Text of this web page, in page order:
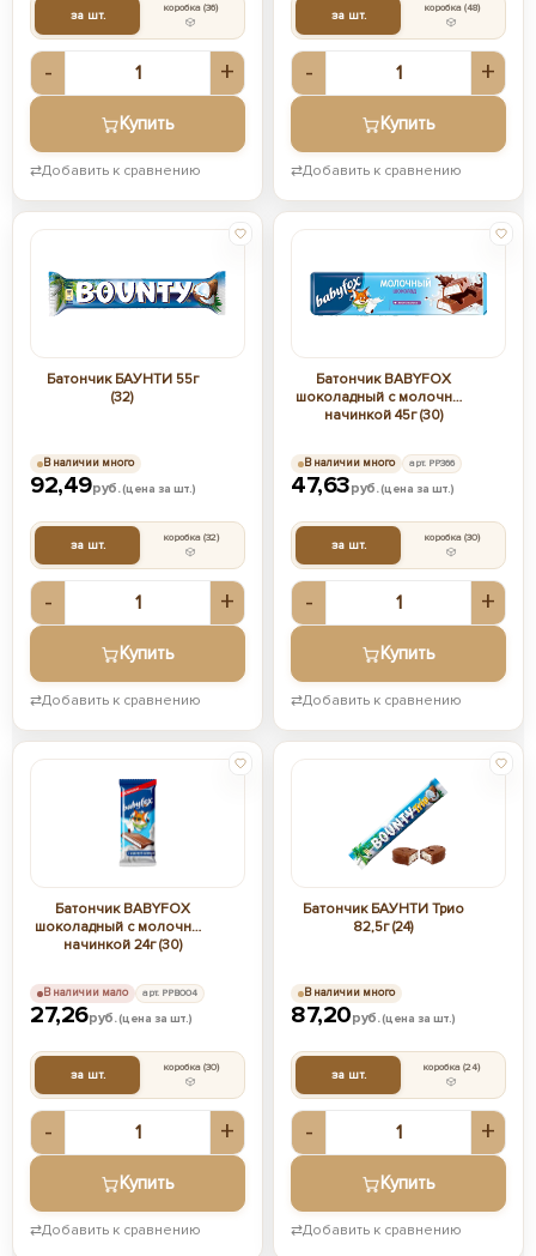
- +
за шт. коробка(36)
Купить
⇄Добавить к сравнению
- +
за шт. коробка(48)
Купить
⇄Добавить к сравнению
Батончик БАУНТИ 55г
(32)
92,49руб.(цена за шт.)
- +
за шт. коробка(32)
Купить
В наличии много
⇄Добавить к сравнению
Батончик BABYFOX
шоколадный с молочной
начинкой 45г (30)
47,63руб.(цена за шт.)
- +
за шт. коробка(30)
Купить
В наличии много арт. РР366
⇄Добавить к сравнению
Батончик BABYFOX
шоколадный с молочной
начинкой 24г (30)
27,26руб.(цена за шт.)
- +
за шт. коробка(30)
Купить
В наличии мало арт. РРВ004
⇄Добавить к сравнению
Батончик БАУНТИ Трио
82,5г (24)
87,20руб.(цена за шт.)
- +
за шт. коробка(24)
Купить
В наличии много
⇄Добавить к сравнению